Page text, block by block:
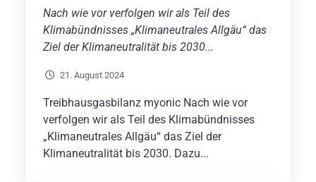
Nach wie vor verfolgen wir als Teil des
Klimabündnisses „Klimaneutrales Allgäu“ das
Ziel der Klimaneutralität bis 2030...
21. August 2024
Treibhausgasbilanz myonic Nach wie vor
verfolgen wir als Teil des Klimabündnisses
„Klimaneutrales Allgäu“ das Ziel der
Klimaneutralität bis 2030. Dazu...